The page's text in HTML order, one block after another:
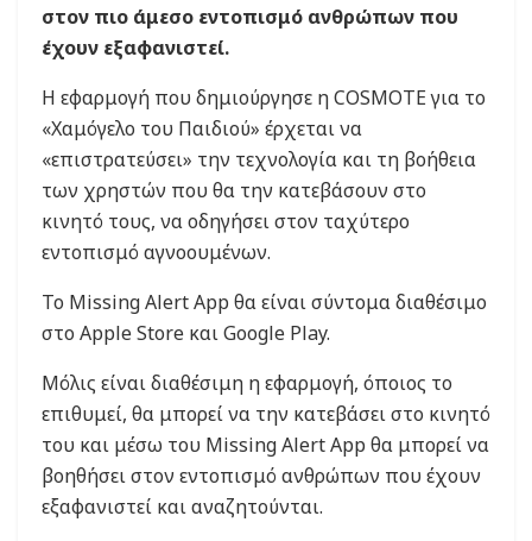
στον πιο άμεσο εντοπισμό ανθρώπων που
έχουν εξαφανιστεί.
Η εφαρμογή που δημιούργησε η COSMOTE για το
«Χαμόγελο του Παιδιού» έρχεται να
«επιστρατεύσει» την τεχνολογία και τη βοήθεια
των χρηστών που θα την κατεβάσουν στο
κινητό τους, να οδηγήσει στον ταχύτερο
εντοπισμό αγνοουμένων.
Το Missing Alert App θα είναι σύντομα διαθέσιμο
στο Apple Store και Google Play.
Μόλις είναι διαθέσιμη η εφαρμογή, όποιος το
επιθυμεί, θα μπορεί να την κατεβάσει στο κινητό
του και μέσω του Missing Alert App θα μπορεί να
βοηθήσει στον εντοπισμό ανθρώπων που έχουν
εξαφανιστεί και αναζητούνται.